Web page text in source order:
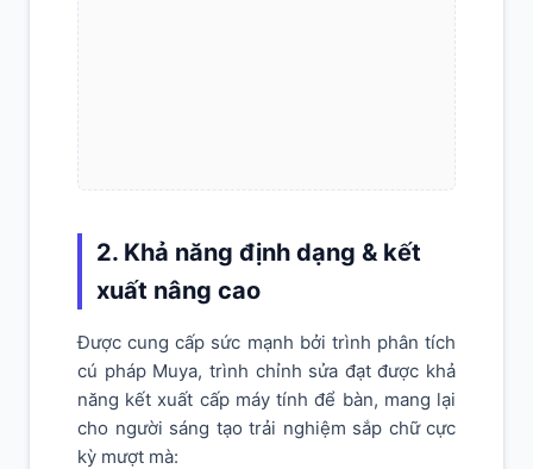
2. Khả năng định dạng & kết
xuất nâng cao
Được cung cấp sức mạnh bởi trình phân tích
cú pháp Muya, trình chỉnh sửa đạt được khả
năng kết xuất cấp máy tính để bàn, mang lại
cho người sáng tạo trải nghiệm sắp chữ cực
kỳ mượt mà: